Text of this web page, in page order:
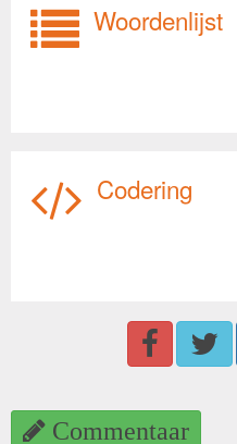
Woordenlijst
Codering
Commentaar